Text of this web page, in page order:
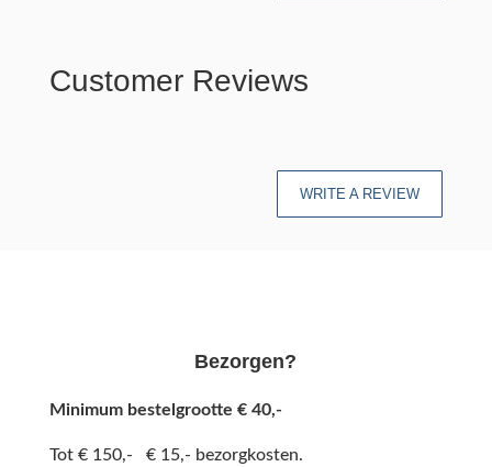
Customer Reviews
WRITE A REVIEW
Bezorgen?
Minimum bestelgrootte € 40,-
Tot € 150,- € 15,- bezorgkosten.